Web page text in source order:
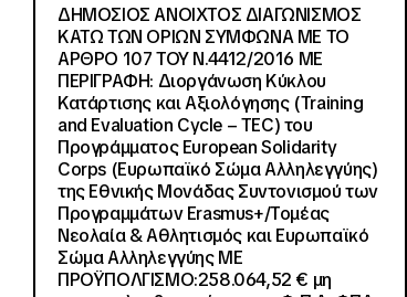
ΔΗΜΟΣΙΟΣ ΑΝΟΙΧΤΟΣ ΔΙΑΓΩΝΙΣΜΟΣ
ΚΑΤΩ ΤΩΝ ΟΡΙΩΝ ΣΥΜΦΩΝΑ ΜΕ ΤΟ
ΑΡΘΡΟ 107 ΤΟΥ Ν.4412/2016 ΜΕ
ΠΕΡΙΓΡΑΦΗ: Διοργάνωση Κύκλου
Κατάρτισης και Αξιολόγησης (Training
and Evaluation Cycle – TEC) του
Προγράμματος European Solidarity
Corps (Ευρωπαϊκό Σώμα Αλληλεγγύης)
της Εθνικής Μονάδας Συντονισμού των
Προγραμμάτων Erasmus+/Τομέας
Νεολαία & Αθλητισμός και Ευρωπαϊκό
Σώμα Αλληλεγγύης ΜΕ
ΠΡΟΫΠΟΛΓΙΣΜΟ:258.064,52 € μη